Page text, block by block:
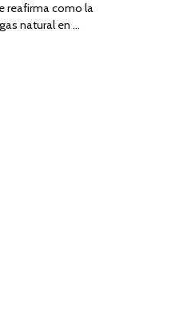
reafirma como la
natural en …